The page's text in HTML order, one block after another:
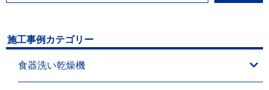
施工事例カテゴリー
食器洗い乾燥機